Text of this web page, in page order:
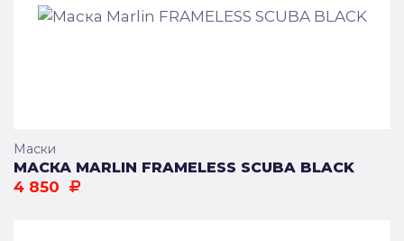
Маски
МАСКА MARLIN FRAMELESS SCUBA BLACK
4 850